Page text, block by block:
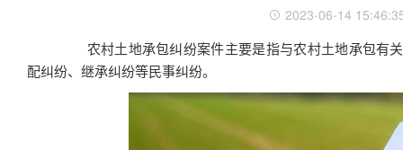
2023-06-14
农村土地承包纠纷案件主要是指与农村土地承包有
配纠纷、继承纠纷等民事纠纷。